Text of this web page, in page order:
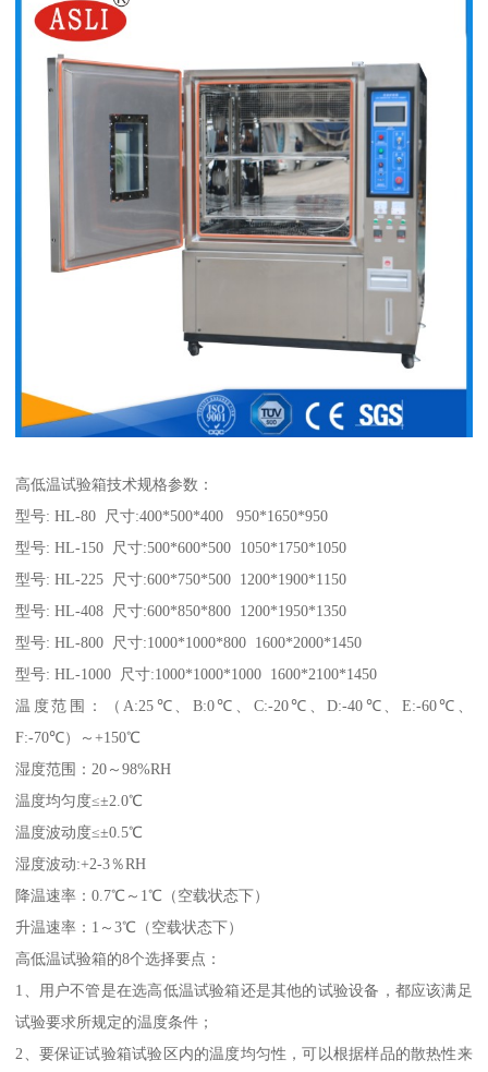
高低温试验箱技术规格参数：
型号: HL-80 尺寸:400*500*400 950*1650*950
型号: HL-150 尺寸:500*600*500 1050*1750*1050
型号: HL-225 尺寸:600*750*500 1200*1900*1150
型号: HL-408 尺寸:600*850*800 1200*1950*1350
型号: HL-800 尺寸:1000*1000*800 1600*2000*1450
型号: HL-1000 尺寸:1000*1000*1000 1600*2100*1450
温度范围：（A:25℃、B:0℃、C:-20℃、D:-40℃、E:-60℃、
F:-70℃）～+150℃
湿度范围：20～98%RH
温度均匀度≤±2.0℃
温度波动度≤±0.5℃
湿度波动:+2-3％RH
降温速率：0.7℃～1℃（空载状态下）
升温速率：1～3℃（空载状态下）
高低温试验箱的8个选择要点：
1、用户不管是在选高低温试验箱还是其他的试验设备，都应该满足
试验要求所规定的温度条件；
2、要保证试验箱试验区内的温度均匀性，可以根据样品的散热性来